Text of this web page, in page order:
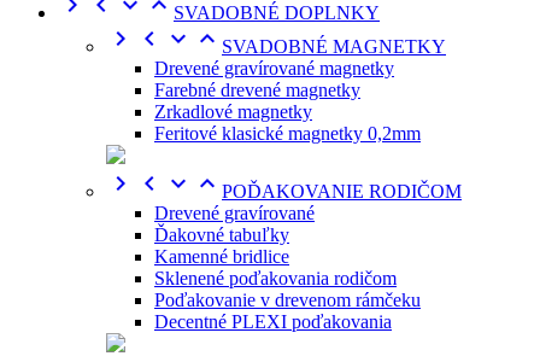
SVADOBNÉ DOPLNKY
    SVADOBNÉ MAGNETKY
Drevené gravírované magnetky
Farebné drevené magnetky
Zrkadlové magnetky
Feritové klasické magnetky 0,2mm
    POĎAKOVANIE RODIČOM
Drevené gravírované
Ďakovné tabuľky
Kamenné bridlice
Sklenené poďakovania rodičom
Poďakovanie v drevenom rámčeku
Decentné PLEXI poďakovania